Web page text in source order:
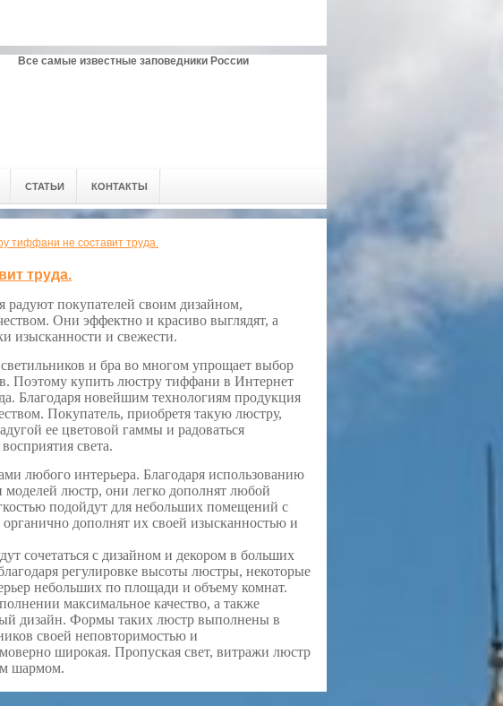
Все самые известные заповедники России
СТАТЬИ КОНТАКТЫ
тиффани не составит труда.
труда.
покупателей своим дизайном,
Они эффектно и красиво выглядят, а
изысканности и свежести.
и бра во многом упрощает выбор
Поэтому купить люстру тиффани в Интернет
Благодаря новейшим технологиям продукция
Покупатель, приобретя такую люстру,
ее цветовой гаммы и радоваться
света.
любого интерьера. Благодаря использованию
люстр, они легко дополнят любой
подойдут для небольших помещений с
дополнят их своей изысканностью и
сочетаться с дизайном и декором в больших
регулировке высоты люстры, некоторые
небольших по площади и объему комнат.
максимальное качество, а также
дизайн. Формы таких люстр выполнены в
своей неповторимостью и
широкая. Пропуская свет, витражи люстр
шармом.